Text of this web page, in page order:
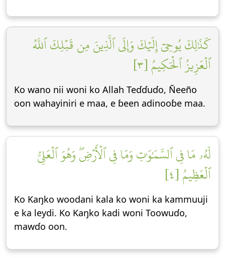
كَذَٰلِكَ يُوحِيٓ إِلَيۡكَ وَإِلَى ٱلَّذِينَ مِن قَبۡلِكَ ٱللَّهُ
ٱلۡعَزِيزُ ٱلۡحَكِيمُ [٣]
Ko wano nii woni ko Allah Teɗɗuɗo, Ñeeño
oon wahayiniri e maa, e ɓeen adinooɓe maa.
لَهُۥ مَا فِي ٱلسَّمَٰوَٰتِ وَمَا فِي ٱلۡأَرۡضِۖ وَهُوَ ٱلۡعَلِيُّ
ٱلۡعَظِيمُ [٤]
Ko Kaŋko woodani kala ko woni ka kammuuji
e ka leydi. Ko Kaŋko kadi woni Toowuɗo,
mawɗo oon.